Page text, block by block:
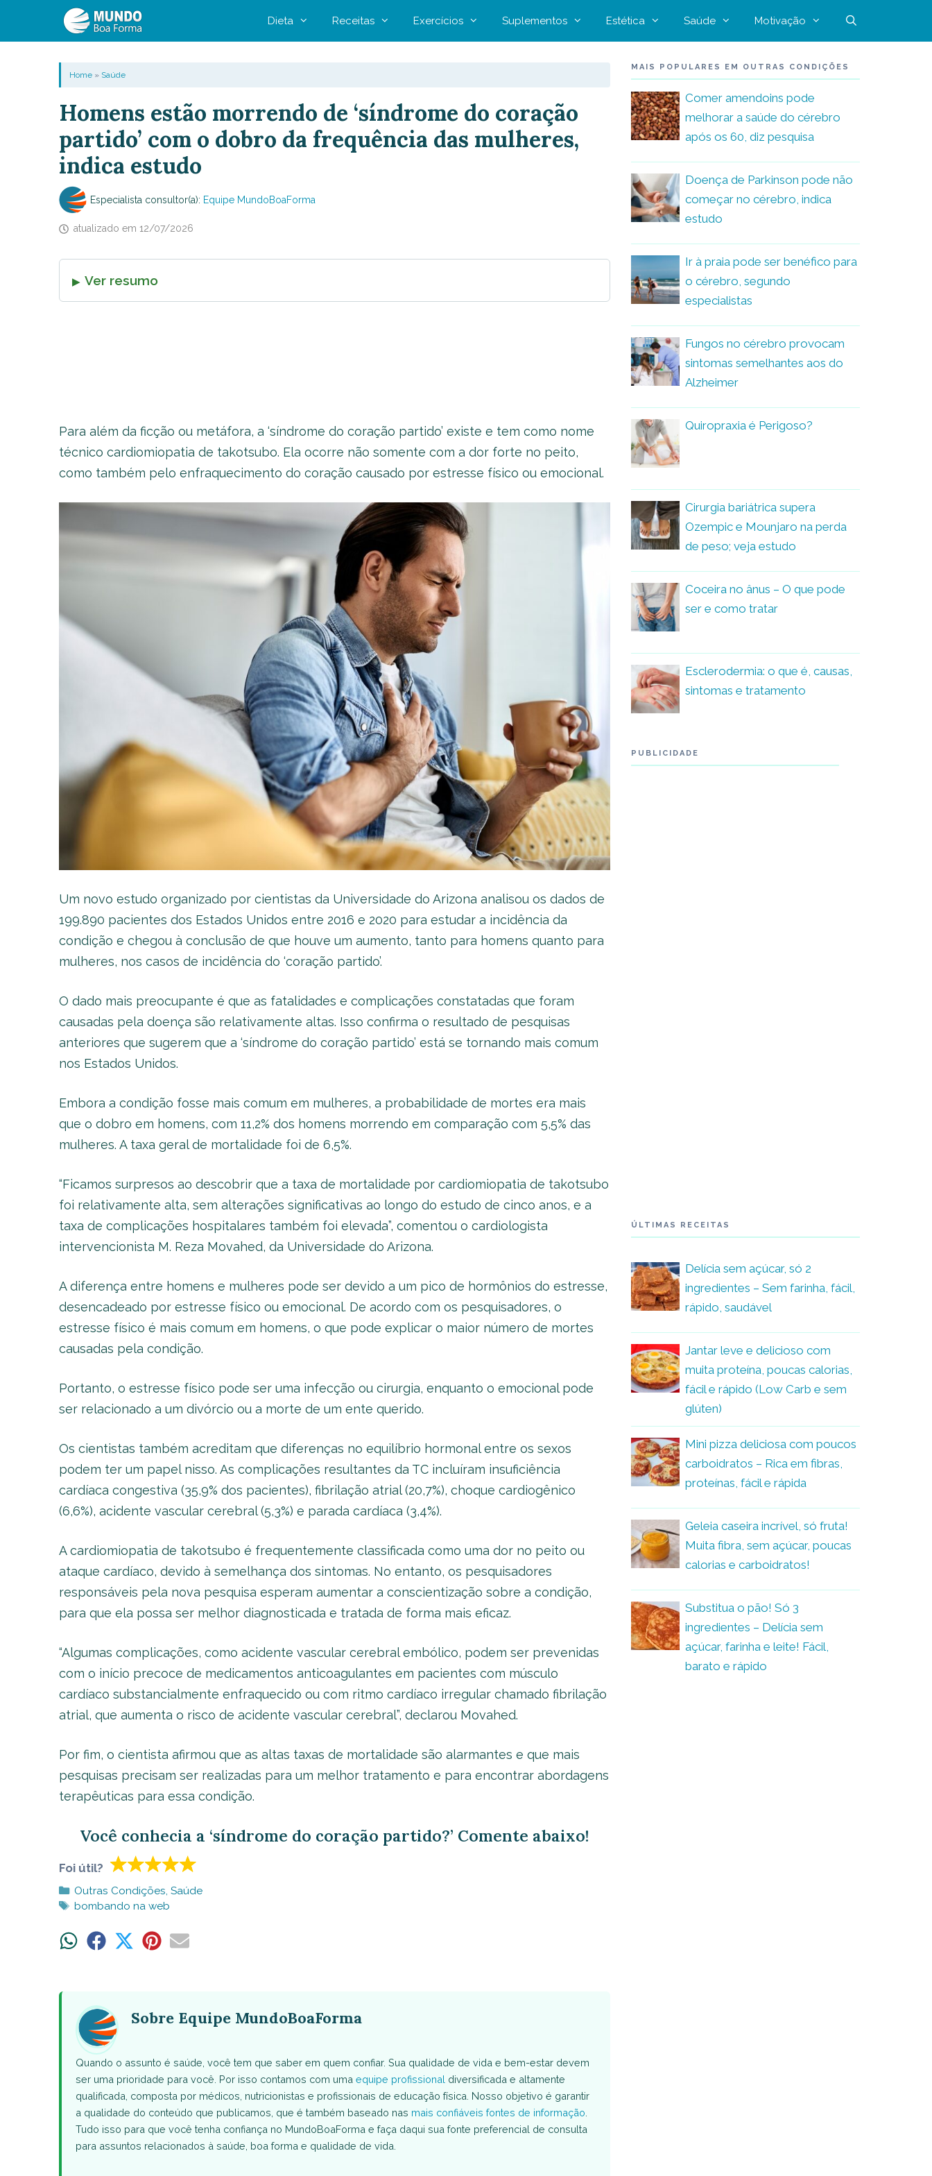
Dieta Receitas Exercícios Suplementos Estética Saúde Motivação
Home» Saúde
Homens estão morrendo de ‘síndrome do coração
partido’ com o dobro da frequência das mulheres,
indica estudo
Especialista consultor(a): Equipe MundoBoaForma
atualizado em 12/07/2026
Ver resumo
Para além da ficção ou metáfora, a ‘síndrome do coração partido’ existe e tem como nome
técnico cardiomiopatia de takotsubo. Ela ocorre não somente com a dor forte no peito,
como também pelo enfraquecimento do coração causado por estresse físico ou emocional.
Um novo estudo organizado por cientistas da Universidade do Arizona analisou os dados de
199.890 pacientes dos Estados Unidos entre 2016 e 2020 para estudar a incidência da
condição e chegou à conclusão de que houve um aumento, tanto para homens quanto para
mulheres, nos casos de incidência do ‘coração partido’.
O dado mais preocupante é que as fatalidades e complicações constatadas que foram
causadas pela doença são relativamente altas. Isso confirma o resultado de pesquisas
anteriores que sugerem que a ‘síndrome do coração partido’ está se tornando mais comum
nos Estados Unidos.
Embora a condição fosse mais comum em mulheres, a probabilidade de mortes era mais
que o dobro em homens, com 11,2% dos homens morrendo em comparação com 5,5% das
mulheres. A taxa geral de mortalidade foi de 6,5%.
“Ficamos surpresos ao descobrir que a taxa de mortalidade por cardiomiopatia de takotsubo
foi relativamente alta, sem alterações significativas ao longo do estudo de cinco anos, e a
taxa de complicações hospitalares também foi elevada”, comentou o cardiologista
intervencionista M. Reza Movahed, da Universidade do Arizona.
A diferença entre homens e mulheres pode ser devido a um pico de hormônios do estresse,
desencadeado por estresse físico ou emocional. De acordo com os pesquisadores, o
estresse físico é mais comum em homens, o que pode explicar o maior número de mortes
causadas pela condição.
Portanto, o estresse físico pode ser uma infecção ou cirurgia, enquanto o emocional pode
ser relacionado a um divórcio ou a morte de um ente querido.
Os cientistas também acreditam que diferenças no equilíbrio hormonal entre os sexos
podem ter um papel nisso. As complicações resultantes da TC incluíram insuficiência
cardíaca congestiva (35,9% dos pacientes), fibrilação atrial (20,7%), choque cardiogênico
(6,6%), acidente vascular cerebral (5,3%) e parada cardíaca (3,4%).
A cardiomiopatia de takotsubo é frequentemente classificada como uma dor no peito ou
ataque cardíaco, devido à semelhança dos sintomas. No entanto, os pesquisadores
responsáveis pela nova pesquisa esperam aumentar a conscientização sobre a condição,
para que ela possa ser melhor diagnosticada e tratada de forma mais eficaz.
“Algumas complicações, como acidente vascular cerebral embólico, podem ser prevenidas
com o início precoce de medicamentos anticoagulantes em pacientes com músculo
cardíaco substancialmente enfraquecido ou com ritmo cardíaco irregular chamado fibrilação
atrial, que aumenta o risco de acidente vascular cerebral”, declarou Movahed.
Por fim, o cientista afirmou que as altas taxas de mortalidade são alarmantes e que mais
pesquisas precisam ser realizadas para um melhor tratamento e para encontrar abordagens
terapêuticas para essa condição.
Você conhecia a ‘síndrome do coração partido?’ Comente abaixo!
Foi útil?
Categorias
Outras Condições, Saúde
Tags
bombando na web
ShareShare ShareShareShare
Sobre Equipe MundoBoaForma
Quando o assunto é saúde, você tem que saber em quem confiar. Sua qualidade de vida e bem-estar devem
ser uma prioridade para você. Por isso contamos com uma equipe profissional diversificada e altamente
qualificada, composta por médicos, nutricionistas e profissionais de educação física. Nosso objetivo é garantir
a qualidade do conteúdo que publicamos, que é também baseado nas mais confiáveis fontes de informação
Tudo isso para que você tenha confiança no MundoBoaForma e faça daqui sua fonte preferencial de consulta
para assuntos relacionados à saúde, boa forma e qualidade de vida.
MAIS POPULARES EM OUTRAS CONDIÇÕES
Comer amendoins pode
melhorar a saúde do cérebro
após os 60, diz pesquisa
Doença de Parkinson pode não
começar no cérebro, indica
estudo
Ir à praia pode ser benéfico para
o cérebro, segundo
especialistas
Fungos no cérebro provocam
sintomas semelhantes aos do
Alzheimer
Quiropraxia é Perigoso?
Cirurgia bariátrica supera
Ozempic e Mounjaro na perda
de peso; veja estudo
Coceira no ânus – O que pode
ser e como tratar
Esclerodermia: o que é, causas,
sintomas e tratamento
PUBLICIDADE
ÚLTIMAS RECEITAS
Delícia sem açúcar, só 2
ingredientes – Sem farinha, fácil,
rápido, saudável
Jantar leve e delicioso com
muita proteína, poucas calorias,
fácil e rápido (Low Carb e sem
glúten)
Mini pizza deliciosa com poucos
carboidratos – Rica em fibras,
proteínas, fácil e rápida
Geleia caseira incrível, só fruta!
Muita fibra, sem açúcar, poucas
calorias e carboidratos!
Substitua o pão! Só 3
ingredientes – Delícia sem
açúcar, farinha e leite! Fácil,
barato e rápido